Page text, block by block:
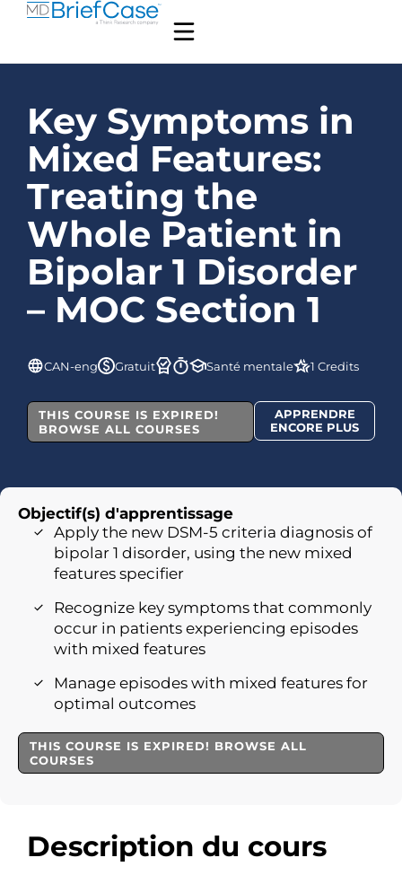
Key Symptoms in
Mixed Features:
Treating the
Whole Patient in
Bipolar 1 Disorder
– MOC Section 1
CAN-eng Gratuit Santé mentale 1 Credits
THIS COURSE IS EXPIRED!
BROWSE ALL COURSES
APPRENDRE
ENCORE PLUS
Description du cours
Objectif(s) d'apprentissage
Apply the new DSM-5 criteria diagnosis of
bipolar 1 disorder, using the new mixed
features specifier
Recognize key symptoms that commonly
occur in patients experiencing episodes
with mixed features
Manage episodes with mixed features for
optimal outcomes
THIS COURSE IS EXPIRED! BROWSE ALL
COURSES